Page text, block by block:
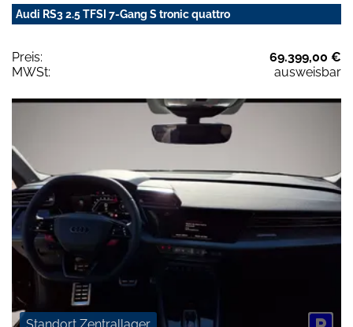
Audi RS3 2.5 TFSI 7-Gang S tronic quattro
Preis:
69.399,00 €
MWSt:
ausweisbar